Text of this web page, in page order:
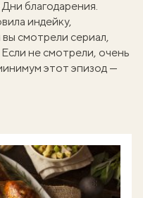
благодарения.
индейку,
вы смотрели сериал,
не смотрели, очень
этот эпизод —